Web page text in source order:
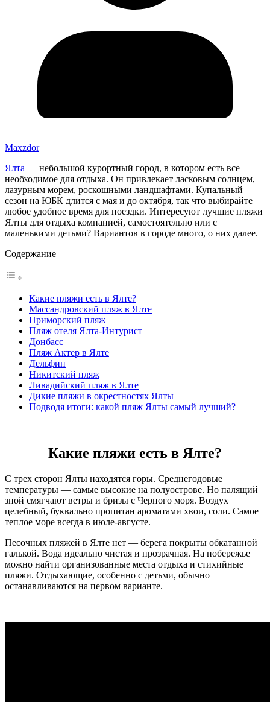
Maxzdor
Ялта — небольшой курортный город, в котором есть все
необходимое для отдыха. Он привлекает ласковым солнцем,
лазурным морем, роскошными ландшафтами. Купальный
сезон на ЮБК длится с мая и до октября, так что выбирайте
любое удобное время для поездки. Интересуют лучшие пляжи
Ялты для отдыха компанией, самостоятельно или с
маленькими детьми? Вариантов в городе много, о них далее.
Содержание
Какие пляжи есть в Ялте?
Массандровский пляж в Ялте
Приморский пляж
Пляж отеля Ялта-Интурист
Донбасс
Пляж Актер в Ялте
Дельфин
Никитский пляж
Ливадийский пляж в Ялте
Дикие пляжи в окрестностях Ялты
Подводя итоги: какой пляж Ялты самый лучший?
Какие пляжи есть в Ялте?
С трех сторон Ялты находятся горы. Среднегодовые
температуры — самые высокие на полуострове. Но палящий
зной смягчают ветры и бризы с Черного моря. Воздух
целебный, буквально пропитан ароматами хвои, соли. Самое
теплое море всегда в июле-августе.
Песочных пляжей в Ялте нет — берега покрыты обкатанной
галькой. Вода идеально чистая и прозрачная. На побережье
можно найти организованные места отдыха и стихийные
пляжи. Отдыхающие, особенно с детьми, обычно
останавливаются на первом варианте.